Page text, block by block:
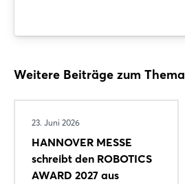
Weitere Beiträge zum Thema
23. Juni 2026
HANNOVER MESSE
schreibt den ROBOTICS
AWARD 2027 aus